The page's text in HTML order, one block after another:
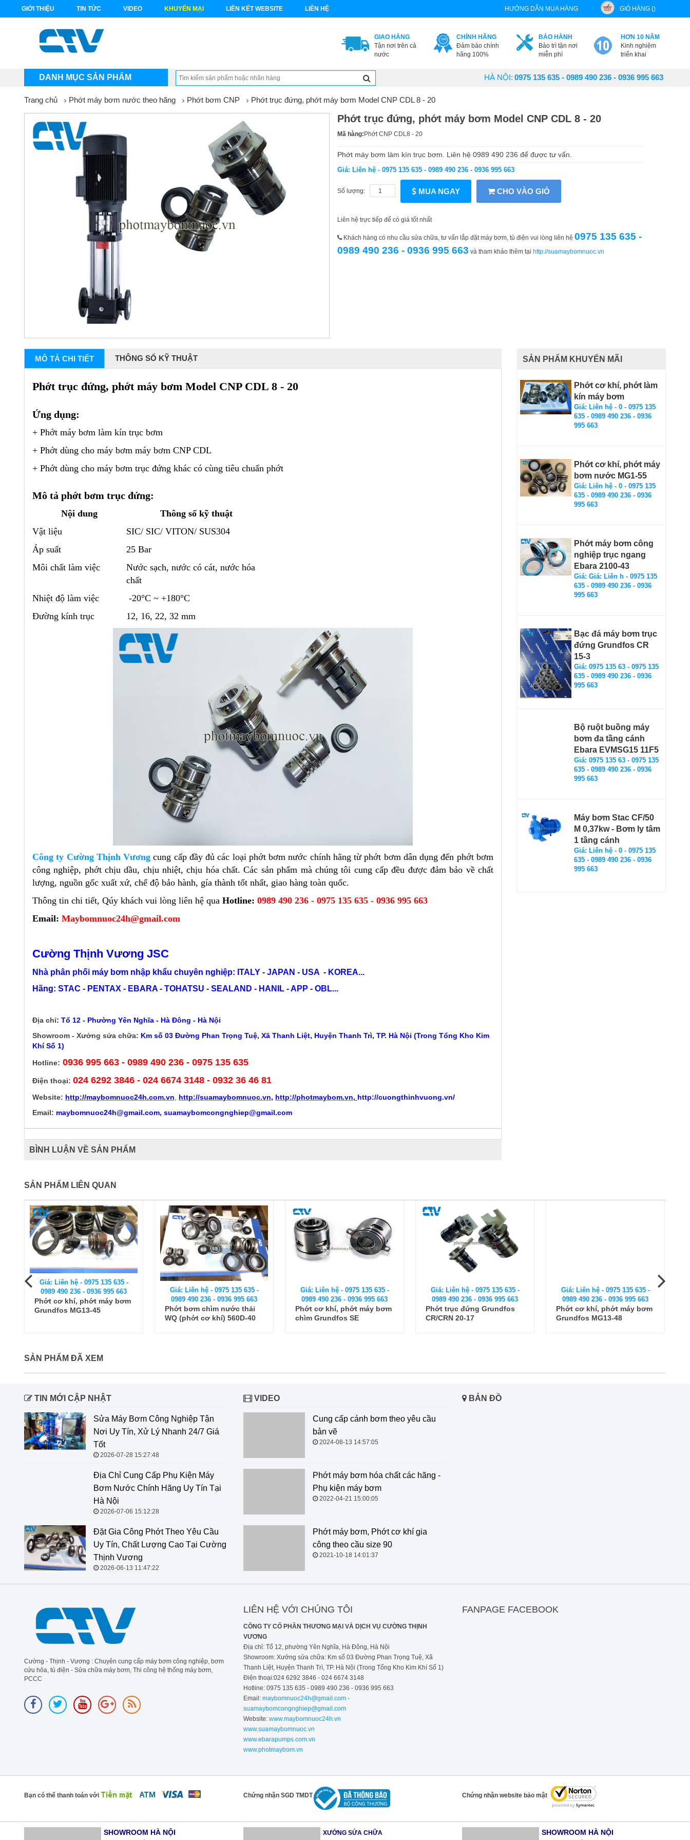
GIỚI THIỆU TIN TỨC VIDEO KHUYẾN MẠI LIÊN KẾT WEBSITE LIÊN HỆ HƯỚNG DẪN MUA HÀNG GIỎ HÀNG ()
GIAO HÀNG
Tận nơi trên cả
nước
CHÍNH HÃNG
Đảm bảo chính
hãng 100%
BẢO HÀNH
Bảo trì tận nơi
miễn phí
HƠN 10 NĂM
Kinh nghiệm
triển khai
DANH MỤC SẢN PHẨM HÀ NỘI: 0975 135 635 - 0989 490 236 - 0936 995 663
Trang chủ Phớt máy bơm nước theo hãng Phớt bơm CNP Phớt trục đứng, phớt máy bơm Model CNP CDL 8 - 20
Phớt trục đứng, phớt máy bơm Model CNP CDL 8 - 20
Mã hàng: Phớt CNP CDL8 - 20
Phớt máy bơm làm kín trục bơm. Liên hệ 0989 490 236 để được tư vấn.
Giá: Liên hệ - 0975 135 635 - 0989 490 236 - 0936 995 663
Số lượng: MUA NGAY CHO VÀO GIỎ
Liên hệ trực tiếp để có giá tốt nhất
Khách hàng có nhu cầu sửa chữa, tư vấn lắp đặt máy bơm, tủ điện vui lòng liên hệ 0975 135 635 -
0989 490 236 - 0936 995 663 và tham khảo thêm tại http://suamaybomnuoc.vn
MÔ TẢ CHI TIẾT THÔNG SỐ KỸ THUẬT
Phớt trục đứng, phớt máy bơm Model CNP CDL 8 - 20
Ứng dụng:
+ Phớt máy bơm làm kín trục bơm
+ Phớt dùng cho máy bơm máy bơm CNP CDL
+ Phớt dùng cho máy bơm trục đứng khác có cùng tiêu chuẩn phớt
Mô tả phớt bơm trục đứng:
Nội dung
Thông số kỹ thuật
Vật liệu
SIC/ SIC/ VITON/ SUS304
Áp suất
25 Bar
Môi chất làm việc
Nước sạch, nước có cát, nước hóa
chất
Nhiệt độ làm việc
-20°C ~ +180°C
Đường kính trục
12, 16, 22, 32 mm
Công ty Cường Thịnh Vương cung cấp đầy đủ các loại phớt bơm nước chính hãng từ phớt bơm dân dụng đến phớt bơm
công nghiệp, phớt chịu dầu, chịu nhiệt, chịu hóa chất. Các sản phẩm mà chúng tôi cung cấp đều được đảm bảo về chất
lượng, nguồn gốc xuất xứ, chế độ bảo hành, gía thành tốt nhất, giao hàng toàn quốc.
Thông tin chi tiết, Qúy khách vui lòng liên hệ qua Hotline: 0989 490 236 - 0975 135 635 - 0936 995 663
Email: Maybomnuoc24h@gmail.com
Cường Thịnh Vương JSC
Nhà phân phối máy bơm nhập khẩu chuyên nghiệp: ITALY - JAPAN - USA - KOREA...
Hãng: STAC - PENTAX - EBARA - TOHATSU - SEALAND - HANIL - APP - OBL...
Địa chỉ: Tổ 12 - Phường Yên Nghĩa - Hà Đông - Hà Nội
Showroom - Xưởng sửa chữa: Km số 03 Đường Phan Trọng Tuệ, Xã Thanh Liệt, Huyện Thanh Trì, TP. Hà Nội (Trong Tổng Kho Kim
Khí Số 1)
Hotline: 0936 995 663 - 0989 490 236 - 0975 135 635
Điện thoại: 024 6292 3846 - 024 6674 3148 - 0932 36 46 81
Website: http://maybomnuoc24h.com.vn http://suamaybomnuoc.vn, http://photmaybom.vn, http://cuongthinhvuong.vn/
Email: maybomnuoc24h@gmail.com, suamaybomcongnghiep@gmail.com
BÌNH LUẬN VỀ SẢN PHẨM
SẢN PHẨM KHUYẾN MÃI
Phớt cơ khí, phớt làm
kín máy bơm
Giá: Liên hệ - 0 - 0975 135
635 - 0989 490 236 - 0936
995 663
Phớt cơ khí, phớt máy
bơm nước MG1-55
Giá: Liên hệ - 0 - 0975 135
635 - 0989 490 236 - 0936
995 663
Phớt máy bơm công
nghiệp trục ngang
Ebara 2100-43
Giá: Giá: Liên h - 0975 135
635 - 0989 490 236 - 0936
995 663
Bạc đá máy bơm trục
đứng Grundfos CR
15-3
Giá: 0975 135 63 - 0975 135
635 - 0989 490 236 - 0936
995 663
Bộ ruột buồng máy
bơm đa tầng cánh
Ebara EVMSG15 11F5
Giá: 0975 135 63 - 0975 135
635 - 0989 490 236 - 0936
995 663
Máy bơm Stac CF/50
M 0,37kw - Bơm ly tâm
1 tầng cánh
Giá: Liên hệ - 0 - 0975 135
635 - 0989 490 236 - 0936
995 663
SẢN PHẨM LIÊN QUAN
Giá: Liên hệ - 0975 135 635 -
0989 490 236 - 0936 995 663
Phớt cơ khí, phớt máy bơm
Grundfos MG13-45
Giá: Liên hệ - 0975 135 635 -
0989 490 236 - 0936 995 663
Phớt bơm chìm nước thải
WQ (phớt cơ khí) 560D-40
Giá: Liên hệ - 0975 135 635 -
0989 490 236 - 0936 995 663
Phớt cơ khí, phớt máy bơm
chìm Grundfos SE
Giá: Liên hệ - 0975 135 635 -
0989 490 236 - 0936 995 663
Phớt trục đứng Grundfos
CR/CRN 20-17
Giá: Liên hệ - 0975 135 635 -
0989 490 236 - 0936 995 663
Phớt cơ khí, phớt máy bơm
Grundfos MG13-48
SẢN PHẨM ĐÃ XEM
TIN MỚI CẬP NHẬT
Sửa Máy Bơm Công Nghiệp Tận
Nơi Uy Tín, Xử Lý Nhanh 24/7 Giá
Tốt
2026-07-28 15:27:48
Địa Chỉ Cung Cấp Phụ Kiện Máy
Bơm Nước Chính Hãng Uy Tín Tại
Hà Nội
2026-07-06 15:12:28
Đặt Gia Công Phớt Theo Yêu Cầu
Uy Tín, Chất Lượng Cao Tại Cường
Thịnh Vương
2026-06-13 11:47:22
VIDEO
Cung cấp cánh bơm theo yêu cầu
bản vẽ
2024-08-13 14:57:05
Phớt máy bơm hóa chất các hãng - Phụ kiện máy bơm
Phớt máy bơm, Phớt cơ khí gia công theo cầu size 90
BẢN ĐỒ
Cường - Thịnh - Vương : Chuyên cung cấp máy bơm công nghiệp, bơm
cứu hỏa, tủ điện - Sửa chữa máy bơm, Thi công hệ thống máy bơm,
PCCC
LIÊN HỆ VỚI CHÚNG TÔI
CÔNG TY CỔ PHẦN THƯƠNG MẠI VÀ DỊCH VỤ CƯỜNG THỊNH
VƯƠNG
Địa chỉ: Tổ 12, phường Yên Nghĩa, Hà Đông, Hà Nội
Showroom: Xưởng sửa chữa: Km số 03 Đường Phan Trọng Tuệ, Xã
Thanh Liệt, Huyện Thanh Trì, TP. Hà Nội (Trong Tổng Kho Kim Khí Số 1)
Điện thoại:024 6292 3846 - 024 6674 3148
Hotline: 0975 135 635 - 0989 490 236 - 0936 995 663
Email: maybomnuoc24h@gmail.com -
suamaybomcongnghiep@gmail.com
Website:www.maybomnuoc24h.vn
www.suamaybomnuoc.vn
www.ebarapumps.com.vn
www.photmaybom.vn
FANPAGE FACEBOOK
Bạn có thể thanh toán với Chứng nhận SGD TMDT Chứng nhận website bảo mật
SHOWROOM HÀ NỘI XƯỞNG SỬA CHỮA SHOWROOM HÀ NỘI